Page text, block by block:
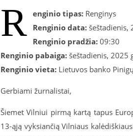
R enginio tipas: Renginys
Renginio data: šeštadienis,
Renginio pradžia: 09:30
Renginio pabaiga: šeštadienis, 2025
Renginio vieta: Lietuvos banko
Gerbiami žurnalistai,
Šiemet Vilniui pirmą kartą tapus
13-ąją vyksiančią Vilniaus